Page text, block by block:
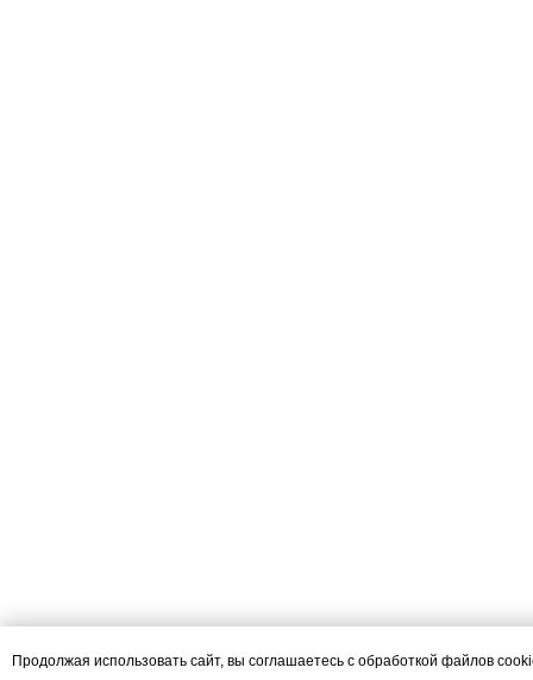
Продолжая использовать сайт, вы соглашаетесь с обработкой файлов